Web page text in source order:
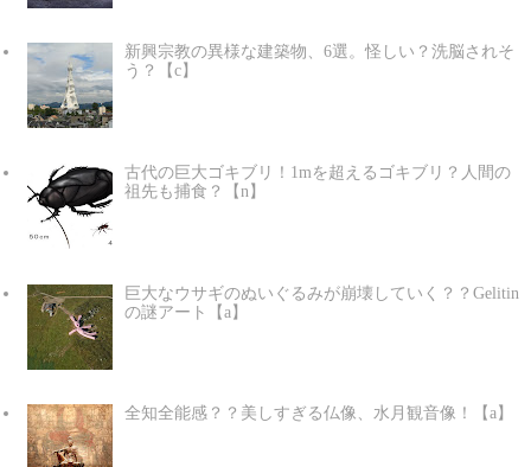
新興宗教の異様な建築物、6選。怪しい？洗脳されそ
う？【c】
古代の巨大ゴキブリ！1mを超えるゴキブリ？人間の
祖先も捕食？【n】
巨大なウサギのぬいぐるみが崩壊していく？？Gelitin
の謎アート【a】
全知全能感？？美しすぎる仏像、水月観音像！【a】